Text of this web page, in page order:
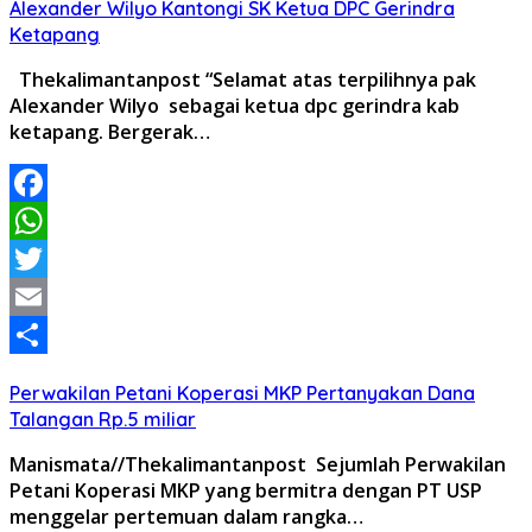
Alexander Wilyo Kantongi SK Ketua DPC Gerindra
Ketapang
Thekalimantanpost “Selamat atas terpilihnya pak
Alexander Wilyo sebagai ketua dpc gerindra kab
ketapang. Bergerak…
Facebook
WhatsApp
Twitter
Email
Perwakilan Petani Koperasi MKP Pertanyakan Dana
Talangan Rp.5 miliar
Manismata//Thekalimantanpost Sejumlah Perwakilan
Petani Koperasi MKP yang bermitra dengan PT USP
menggelar pertemuan dalam rangka…